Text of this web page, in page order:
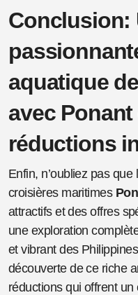
Conclusion:
aquatique
avec
réductions
Enfin, n’oubliez pas
croisières maritimes
attractifs et des offres
une exploration
et vibrant des
découverte de ce riche
réductions qui offrent